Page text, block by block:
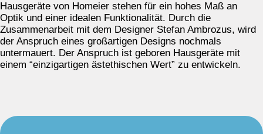
Hausgeräte von Homeier stehen für ein hohes Maß an
Optik und einer idealen Funktionalität. Durch die
Zusammenarbeit mit dem Designer Stefan Ambrozus, wird
der Anspruch eines großartigen Designs nochmals
untermauert. Der Anspruch ist geboren Hausgeräte mit
einem “einzigartigen ästethischen Wert” zu entwickeln.